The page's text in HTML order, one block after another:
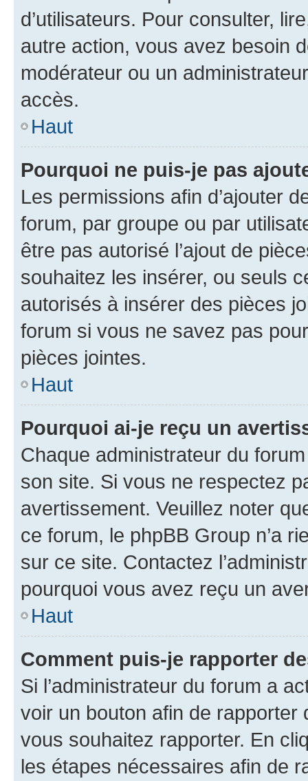
d’utilisateurs. Pour consulter,
autre action, vous avez besoin
modérateur ou un
accès.
Haut
Pourquoi ne puis-je pas
Les permissions afin d’ajouter
forum, par groupe ou par
être pas autorisé l’ajout de
souhaitez les insérer, ou seuls
autorisés à insérer des pièces
forum si vous ne savez pas
pièces jointes.
Haut
Pourquoi ai-je reçu un
Chaque administrateur du
son site. Si vous ne respectez
avertissement. Veuillez noter
ce forum, le phpBB Group n’a
sur ce site. Contactez
pourquoi vous avez reçu un
Haut
Comment puis-je rapporter
Si l’administrateur du forum a
voir un bouton afin de
vous souhaitez rapporter. En
les étapes nécessaires afin de